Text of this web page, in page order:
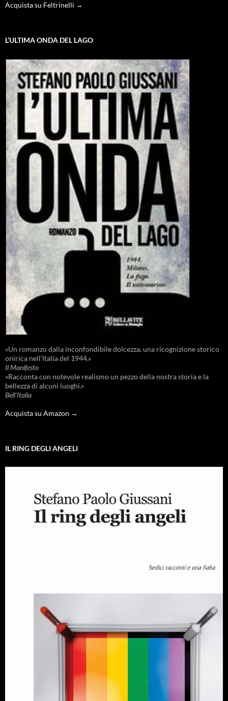
Acquista su Feltrinelli →
L’ULTIMA ONDA DEL LAGO
«Un romanzo dalla inconfondibile dolcezza, una ricognizione storico
onirica nell'Italia del 1944.»
Il Manifesto
«Racconta con notevole realismo un pezzo della nostra storia e la
bellezza di alcuni luoghi.»
Bell'Italia
Acquista su Amazon →
IL RING DEGLI ANGELI